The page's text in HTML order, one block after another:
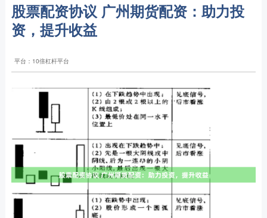
股票配资协议 广州期货配资：助力投
资，提升收益
平台：10倍杠杆平台